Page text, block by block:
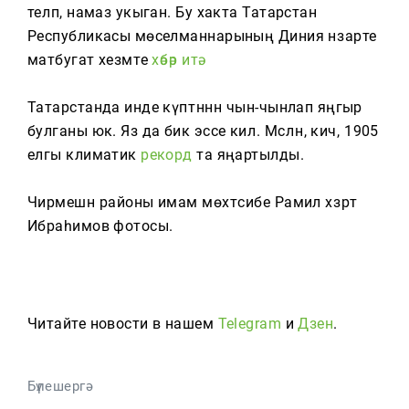
теләп, намаз укыган. Бу хакта Татарстан
Республикасы мөселманнарының Диния нәзарәте
матбугат хезмәтехәбәр итә.
Татарстанда инде күптәннән чын-чынлап яңгыр
булганы юк. Яз да бик эссе килә. Мәсәлән, кичә, 1905
елгы климатик рекорд та яңартылды.
Чирмешән районы имам мөхтәсибе Рамил хәзрәт
Ибраһимов фотосы.
Читайте новости в нашем Telegram иДзен.
Бүлешергә